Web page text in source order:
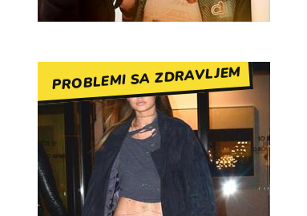
PROBLEMI SA ZDRAVLJEM